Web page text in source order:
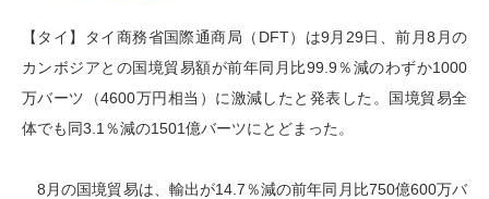
【タイ】タイ商務省国際通商局（DFT）は9月29日、前月8月の
カンボジアとの国境貿易額が前年同月比99.9％減のわずか1000
万バーツ（4600万円相当）に激減したと発表した。国境貿易全
体でも同3.1％減の1501億バーツにとどまった。
8月の国境貿易は、輸出が14.7％減の前年同月比750億600万バ